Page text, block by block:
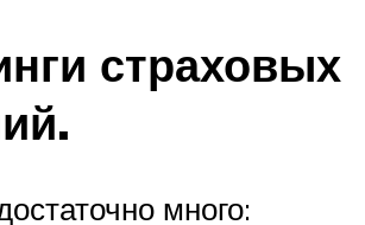
страховых
много: